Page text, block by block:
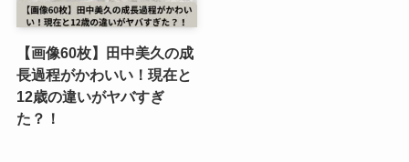
【画像60枚】田中美久の成
長過程がかわいい！現在と
12歳の違いがヤバすぎ
た？！